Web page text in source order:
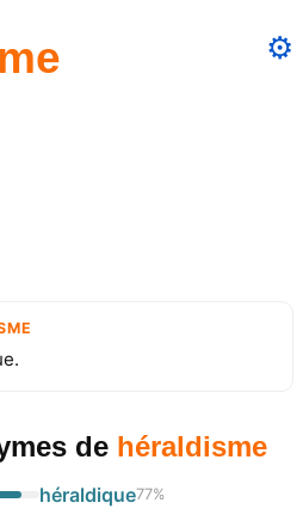
⚙️
de héraldisme
héraldique77%